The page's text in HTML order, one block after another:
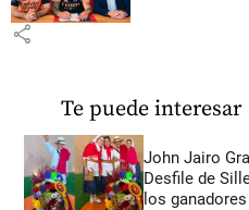
share
Te puede interesar
John Jairo
Desfile de
los ganadores